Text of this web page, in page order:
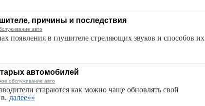
причины и последствия
авто
появления в глушителе стреляющих звуков и способов их
автомобилей
обслуживание авто
стараются как можно чаще обновлять свой
далее»»